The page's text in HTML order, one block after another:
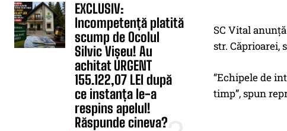
EXCLUSIV:
Incompetență platită
scump de Ocolul
Silvic Vișeu! Au
achitat URGENT
155.122,07 LEI după
ce instanța le-a
respins apelul!
Răspunde cineva?
SC Vital
str. Căprioarei,
“Echipele de
timp”, spun